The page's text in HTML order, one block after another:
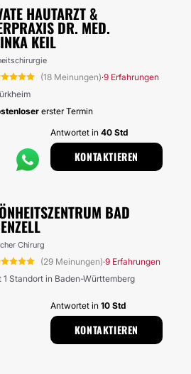
HAUTARZT &
DR. MED.
KEIL
(18 Meinungen)·9 Erfahrungen
erster Termin
Antwortet in 40 Std
KONTAKTIEREN
BAD
Chirurg
(29 Meinungen)·9 Erfahrungen
1 Standort in Baden-Württemberg
Antwortet in 10 Std
KONTAKTIEREN